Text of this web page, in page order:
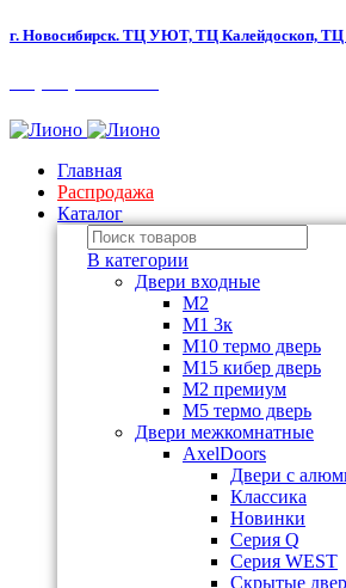
г. Новосибирск. ТЦ УЮТ, ТЦ Калейдоскоп, ТЦ
Главная
Распродажа
Каталог
В категории
Двери входные
M2
М1 3к
М10 термо дверь
М15 кибер дверь
М2 премиум
М5 термо дверь
Двери межкомнатные
AxelDoors
Двери с
Классика
Новинки
Серия Q
Серия WEST
Скрытые